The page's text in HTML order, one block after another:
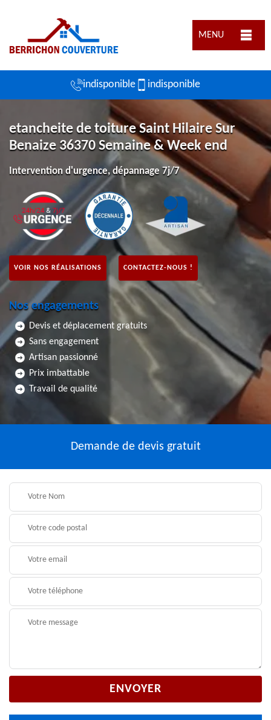
MENU
indisponible indisponible
etancheite de toiture Saint Hilaire Sur
Benaize 36370 Semaine & Week end
Intervention d'urgence, dépannage 7j/7
VOIR NOS RÉALISATIONS CONTACTEZ-NOUS !
Nos engagements
Devis et déplacement gratuits
Sans engagement
Artisan passionné
Prix imbattable
Travail de qualité
Demande de devis gratuit